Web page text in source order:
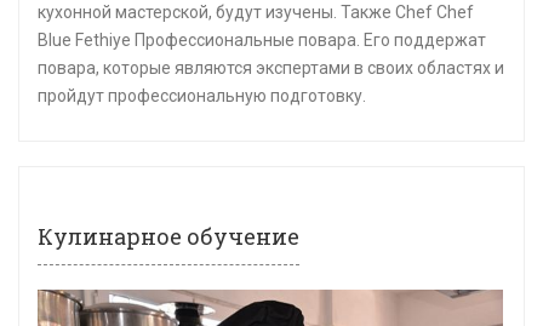
кухонной мастерской, будут изучены. Также Chef Chef
Blue Fethiye Профессиональные повара. Его поддержат
повара, которые являются экспертами в своих областях и
пройдут профессиональную подготовку.
Кулинарное обучение